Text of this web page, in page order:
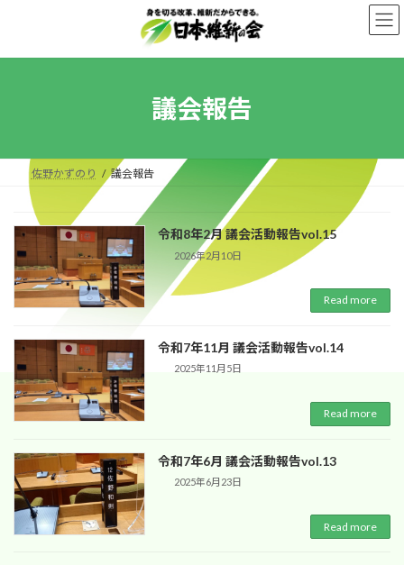
議会報告
佐野かずのり 議会報告
令和8年2月 議会活動報告vol.15
2026年2月10日
Read more
令和7年11月 議会活動報告vol.14
2025年11月5日
Read more
令和7年6月 議会活動報告vol.13
2025年6月23日
Read more